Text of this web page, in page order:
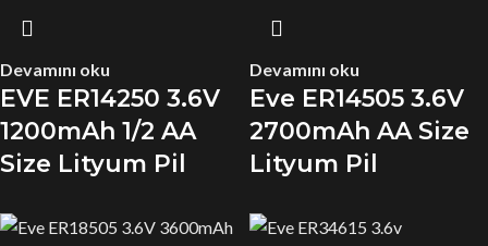
Devamını oku
EVE ER14250 3.6V
1200mAh 1/2 AA
Size Lityum Pil
Devamını oku
Eve ER14505 3.6V
2700mAh AA Size
Lityum Pil